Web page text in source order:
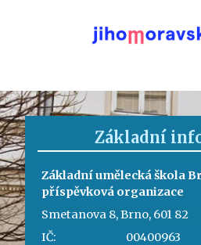
Základní
Základní umělecká škola
příspěvková organizace
Smetanova 8, Brno, 601 82
IČ:
00400963